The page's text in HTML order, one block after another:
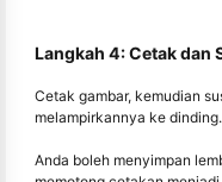
Langkah 4: Cetak dan
Cetak gambar, kemudian
melampirkannya ke dinding.
Anda boleh menyimpan